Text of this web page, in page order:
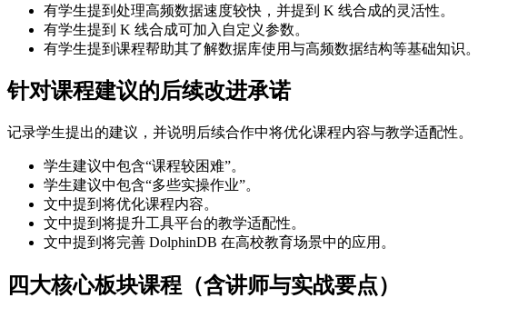
有学生提到处理高频数据速度较快，并提到 K 线合成的灵活性。
有学生提到 K 线合成可加入自定义参数。
有学生提到课程帮助其了解数据库使用与高频数据结构等基础知识。
针对课程建议的后续改进承诺
记录学生提出的建议，并说明后续合作中将优化课程内容与教学适配性。
学生建议中包含“课程较困难”。
学生建议中包含“多些实操作业”。
文中提到将优化课程内容。
文中提到将提升工具平台的教学适配性。
文中提到将完善 DolphinDB 在高校教育场景中的应用。
四大核心板块课程（含讲师与实战要点）